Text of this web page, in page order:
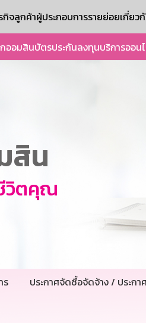
กิจลูกค้าผู้ประกอบการรายย่อยเกี่ยว
ออมสินบัตรประกันลงทุนบริการออน
สิน
วิตคุณ
ร ประกาศจัดซื้อจัดจ้าง / ประกา